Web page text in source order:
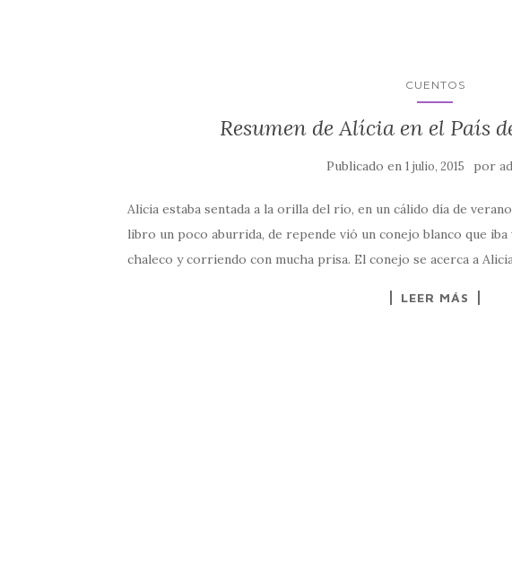
CUENTOS
Resumen de Alícia en el País
Publicado en1 julio, 2015 por
Alicia estaba sentada a la orilla del río, en un cálido día de
libro un poco aburrida, de repende vió un conejo blanco que
chaleco y corriendo con mucha prisa. El conejo se acerca a
LEER MÁS